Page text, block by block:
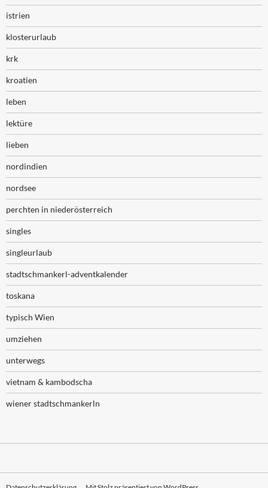
istrien
klosterurlaub
krk
kroatien
leben
lektüre
lieben
nordindien
nordsee
perchten in niederösterreich
singles
singleurlaub
stadtschmankerl-adventkalender
toskana
typisch Wien
umziehen
unterwegs
vietnam & kambodscha
wiener stadtschmankerln